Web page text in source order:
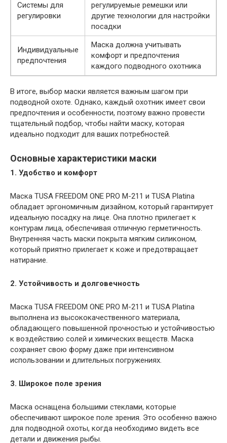
Системы для
регулировки
регулируемые ремешки или
другие технологии для настройки
посадки
Индивидуальные
предпочтения
Маска должна учитывать
комфорт и предпочтения
каждого подводного охотника
В итоге, выбор маски является важным шагом при
подводной охоте. Однако, каждый охотник имеет свои
предпочтения и особенности, поэтому важно провести
тщательный подбор, чтобы найти маску, которая
идеально подходит для ваших потребностей.
Основные характеристики маски
1. Удобство и комфорт
Маска TUSA FREEDOM ONE PRO M-211 и TUSA Platina
обладает эргономичным дизайном, который гарантирует
идеальную посадку на лице. Она плотно прилегает к
контурам лица, обеспечивая отличную герметичность.
Внутренняя часть маски покрыта мягким силиконом,
который приятно прилегает к коже и предотвращает
натирание.
2. Устойчивость и долговечность
Маска TUSA FREEDOM ONE PRO M-211 и TUSA Platina
выполнена из высококачественного материала,
обладающего повышенной прочностью и устойчивостью
к воздействию солей и химических веществ. Маска
сохраняет свою форму даже при интенсивном
использовании и длительных погружениях.
3. Широкое поле зрения
Маска оснащена большими стеклами, которые
обеспечивают широкое поле зрения. Это особенно важно
для подводной охоты, когда необходимо видеть все
детали и движения рыбы.